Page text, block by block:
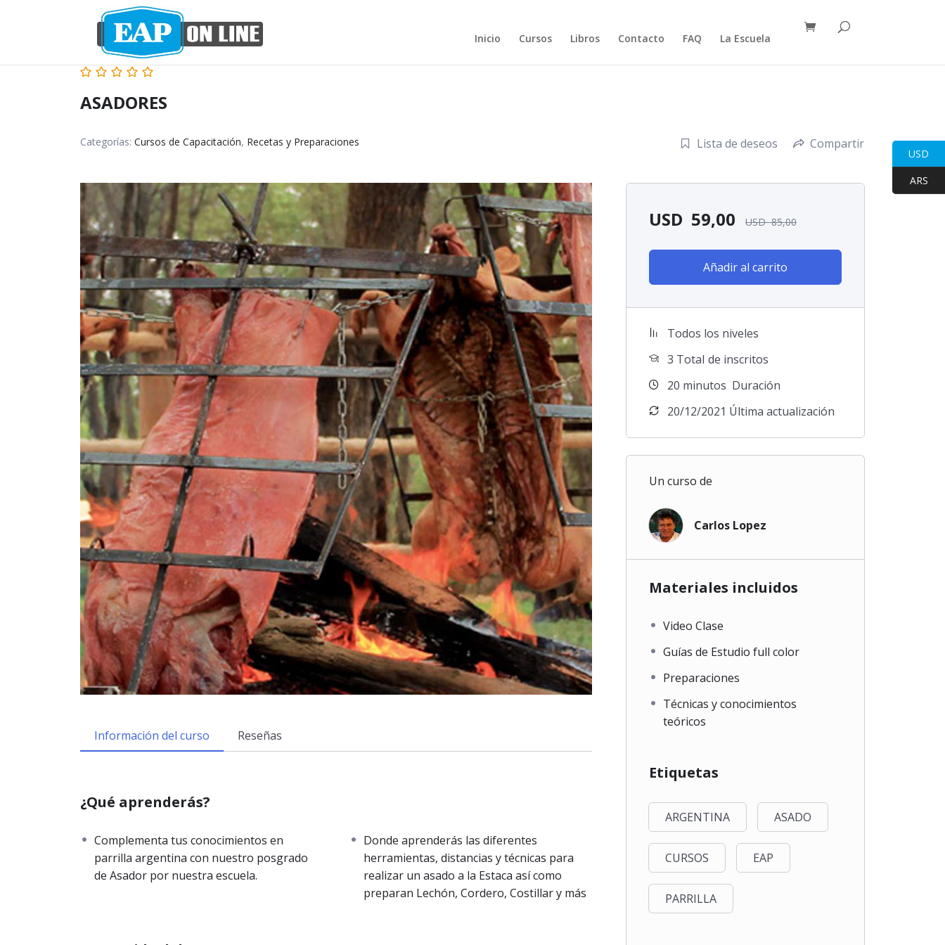
Inicio Cursos Libros Contacto FAQ La Escuela
ASADORES
Categorías: Cursos de Capacitación, Recetas y Preparaciones Lista de deseos Compartir
Información del curso Reseñas
¿Qué aprenderás?
Complementa tus conocimientos en
parrilla argentina con nuestro posgrado
de Asador por nuestra escuela.
Donde aprenderás las diferentes
herramientas, distancias y técnicas para
realizar un asado a la Estaca así como
preparan Lechón, Cordero, Costillar y más
USD 59,00 USD85,00
Añadir al carrito
Todos los niveles
3 TotaI de inscritos
20 minutos Duración
20/12/2021 Última actualización
Un curso de
Carlos Lopez
Materiales incluidos
Video Clase
Guías de Estudio full color
Preparaciones
Técnicas y conocimientos
teóricos
Etiquetas
ARGENTINA ASADO
CURSOS EAP
PARRILLA
USD
ARS